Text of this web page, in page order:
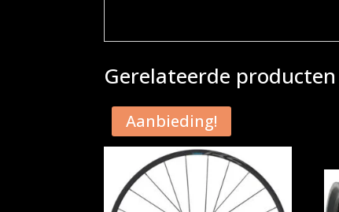
Gerelateerde producten
Aanbieding!